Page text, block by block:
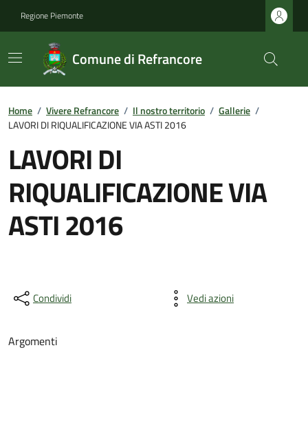
Regione Piemonte
Comune di Refrancore
Home / Vivere Refrancore / Il nostro territorio / Gallerie /
LAVORI DI RIQUALIFICAZIONE VIA ASTI 2016
LAVORI DI
RIQUALIFICAZIONE VIA
ASTI 2016
Condividi Vedi azioni
Argomenti